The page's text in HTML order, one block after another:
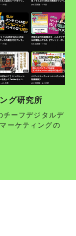
グ研究所
チーフデジタルデ
ーケティングの